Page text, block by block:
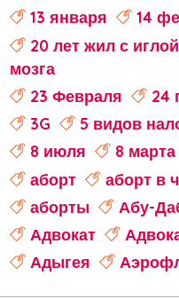
13 января
14
20 лет жил с
мозга
23 Февраля
24
3G
5 видов
8 июля
8 марта
аборт
аборт в
аборты
Абу-
Адвокат
Адыгея